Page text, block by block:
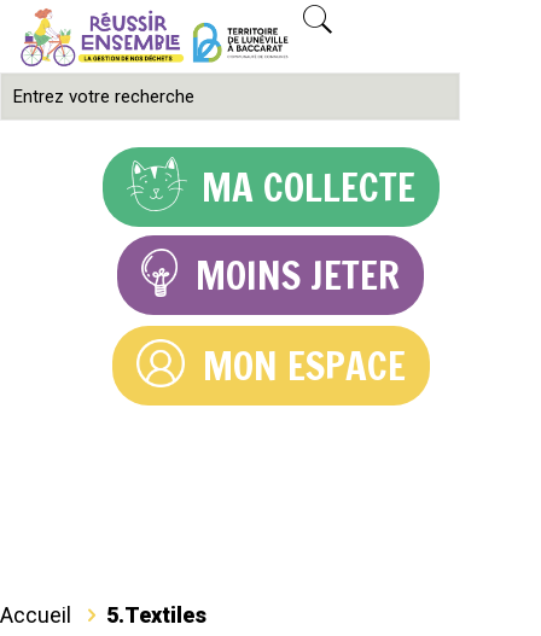
MA COLLECTE
MOINS JETER
MON ESPACE
Accueil 5.Textiles